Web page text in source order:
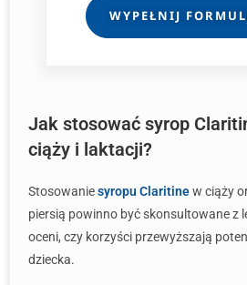
WYPEŁNIJ
Jak stosować syrop
ciąży i laktacji?
Stosowaniesyropu Claritinew ciąży
piersią powinno być skonsultowane z
oceni, czy korzyści przewyższają
dziecka.